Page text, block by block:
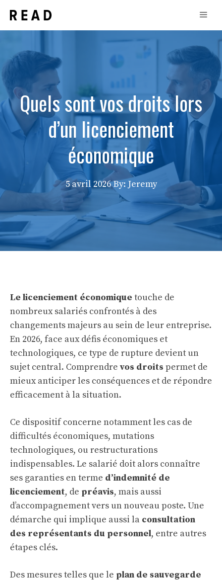
contenu
Quels sont vos droits lors
d’un licenciement
économique
5 avril 2026 By: Jeremy
Le licenciement économique touche de
nombreux salariés confrontés à des
changements majeurs au sein de leur entreprise.
En 2026, face aux défis économiques et
technologiques, ce type de rupture devient un
sujet central. Comprendre vos droits permet de
mieux anticiper les conséquences et de répondre
efficacement à la situation.
Ce dispositif concerne notamment les cas de
difficultés économiques, mutations
technologiques, ou restructurations
indispensables. Le salarié doit alors connaître
ses garanties en terme d’indemnité de
licenciement, de préavis, mais aussi
d’accompagnement vers un nouveau poste. Une
démarche qui implique aussi la consultation
des représentants du personnel, entre autres
étapes clés.
Des mesures telles que le plan de sauvegarde